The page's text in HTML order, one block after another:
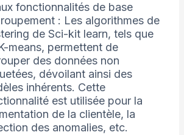
fonctionnalités de base
: Les algorithmes de
de Sci-kit learn, tels que
means, permettent de
des données non
dévoilant ainsi des
inhérents. Cette
est utilisée pour la
de la clientèle, la
des anomalies, etc.